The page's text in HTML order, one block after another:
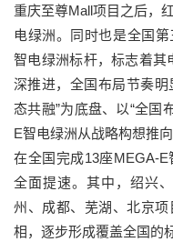
重庆至尊Mall项目之后，
电绿洲。同时也是全国
智电绿洲标杆，标志着其
深推进，全国布局节奏明
态共融”为底盘、以“全国
E智电绿洲从战略构想推
在全国完成13座MEGA-
全面提速。其中，绍兴
州、成都、芜湖、北京
相，逐步形成覆盖全国的